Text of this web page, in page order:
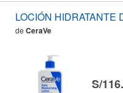
LOCIÓN HIDRATANTE
de CeraVe
S/